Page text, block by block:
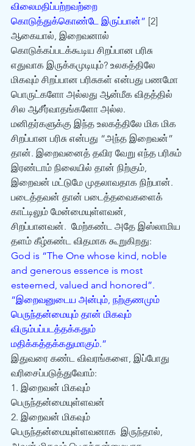
விலைமதிப்பற்றவற்றை
கொடுத்துக்கொண்டே இருப்பான்” [2]
ஆகையால், இறைவனால்
கொடுக்கப்படக்கூடிய சிறப்பான பரிசு
எதுவாக இருக்கமுடியும்? உலகத்திலே
மிகவும் சிறப்பான பரிசுகள் என்பது பணமோ
பொருட்களோ அல்லது ஆன்மீக விதத்தில்
சில ஆசீர்வாதங்களோ அல்ல.
மனிதர்களுக்கு இந்த உலகத்திலே மிக மிக
சிறப்பான பரிசு என்பது “அந்த இறைவன்”
தான். இறைவனைத் தவிர வேறு எந்த பரிசும்
இரண்டாம் நிலையில் தான் நிற்கும்,
இறைவன் மட்டுமே முதலாவதாக நிற்பான்.
படைத்தவன் தான் படைத்தவைகளைக்
காட்டிலும் மேன்மையுள்ளவன்,
சிறப்பானவன்.  மேற்கண்ட அதே இஸ்லாமிய
தளம் கீழ்கண்ட விதமாக கூறுகிறது:
God is “The One whose kind, noble
and generous essence is most
esteemed, valued and honored”.
“இறைவனுடைய அன்பும், நற்குணமும்
பெருந்தன்மையும் தான் மிகவும்
விரும்பப்படத்தக்கதும்
மதிக்கத்தக்கதுமாகும்.”
இதுவரை கண்ட விவரங்களை, இப்போது
வரிசைப்படுத்துவோம்:
1. இறைவன் மிகவும்
பெருந்தன்மையுள்ளவன்
2. இறைவன் மிகவும்
பெருந்தன்மையுள்ளவனாக  இருந்தால்,